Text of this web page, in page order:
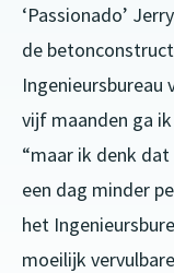
‘Passionado’
de
Ingenieursbureau
vijf maanden ga
“maar ik denk
een dag minder
het
moeilijk